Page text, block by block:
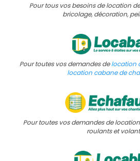
Pour tous vos besoins de location
bricolage, décoration,
Pour toutes vos demandes delocation
location cabane de
Pour toutes vos demandes de
roulants et